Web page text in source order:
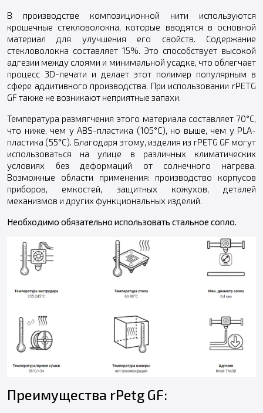
В производстве композиционной нити используются
крошечные стекловолокна, которые вводятся в основной
материал для улучшения его свойств. Содержание
стекловолокна составляет 15%. Это способствует высокой
адгезии между слоями и минимальной усадке, что облегчает
процесс 3D-печати и делает этот полимер популярным в
сфере аддитивного производства. При использовании rPETG
GF также не возникают неприятные запахи.
Температура размягчения этого материала составляет 70°С,
что ниже, чем у ABS-пластика (105°С), но выше, чем у PLA-
пластика (55°С). Благодаря этому, изделия из rPETG GF могут
использоваться на улице в различных климатических
условиях без деформаций от солнечного нагрева.
Возможные области применения: производство корпусов
приборов, емкостей, защитных кожухов, деталей
механизмов и других функциональных изделий.
Необходимо обязательно использовать стальное сопло.
Преимущества rPetg GF: